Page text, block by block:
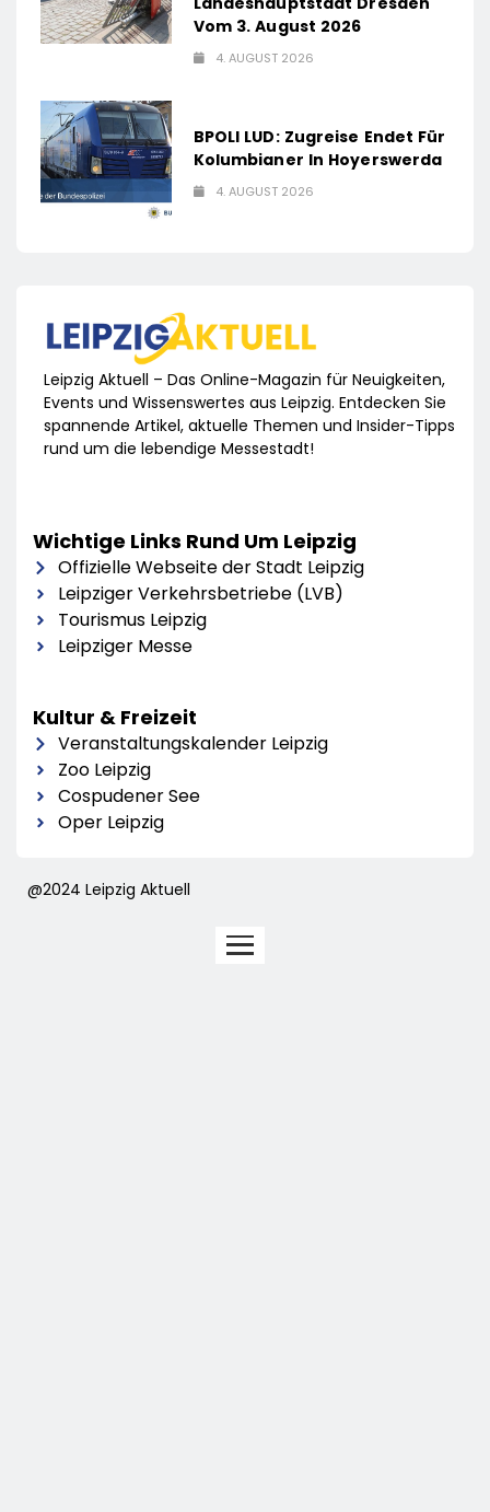
Vom 3. August 2026
4. AUGUST 2026
BPOLI LUD: Zugreise Endet Für
Kolumbianer In Hoyerswerda
4. AUGUST 2026
Leipzig Aktuell – Das Online-Magazin für Neuigkeiten,
Events und Wissenswertes aus Leipzig. Entdecken Sie
spannende Artikel, aktuelle Themen und Insider-Tipps
rund um die lebendige Messestadt!
Wichtige Links Rund Um Leipzig
Offizielle Webseite der Stadt Leipzig
Leipziger Verkehrsbetriebe (LVB)
Tourismus Leipzig
Leipziger Messe
Kultur & Freizeit
Veranstaltungskalender Leipzig
Zoo Leipzig
Cospudener See
Oper Leipzig
@2024 Leipzig Aktuell